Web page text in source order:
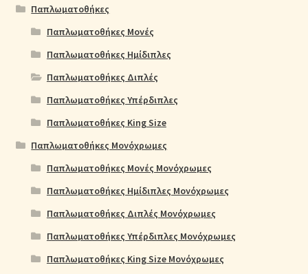
Παπλωματοθήκες
Παπλωματοθήκες Μονές
Παπλωματοθήκες Ημίδιπλες
Παπλωματοθήκες Διπλές
Παπλωματοθήκες Υπέρδιπλες
Παπλωματοθήκες King Size
Παπλωματοθήκες Μονόχρωμες
Παπλωματοθήκες Μονές Μονόχρωμες
Παπλωματοθήκες Ημίδιπλες Μονόχρωμες
Παπλωματοθήκες Διπλές Μονόχρωμες
Παπλωματοθήκες Υπέρδιπλες Μονόχρωμες
Παπλωματοθήκες King Size Μονόχρωμες